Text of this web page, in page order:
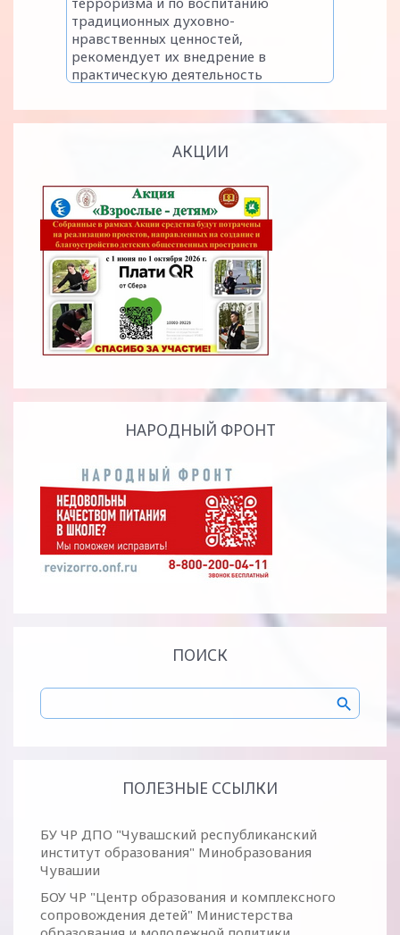
АКЦИИ
НАРОДНЫЙ ФРОНТ
ПОИСК
ПОЛЕЗНЫЕ ССЫЛКИ
БУ ЧР ДПО "Чувашский республиканский
институт образования" Минобразования
Чувашии
БОУ ЧР "Центр образования и комплексного
сопровождения детей" Министерства